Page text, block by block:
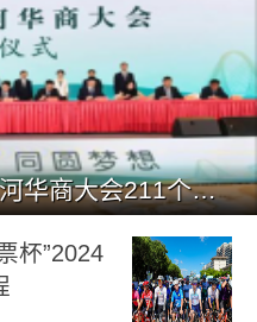
淮安成功举办第四届淮河华商大会211个签约项目 总投资1486.
杯”2024